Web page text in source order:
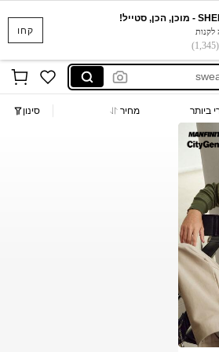
קחו לקנות
(1,345)
winter
ביותר מחיר סינון